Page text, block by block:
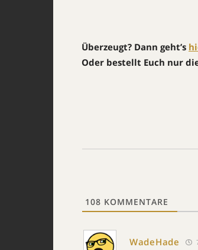
Überzeugt? Dann geht’s
Oder bestellt Euch nur
108 KOMMENTARE
WadeHade